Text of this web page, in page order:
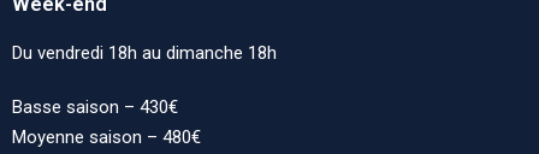
Du vendredi 18h au dimanche 18h
Basse saison – 430€
Moyenne saison – 480€